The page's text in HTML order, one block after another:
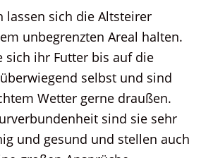
lassen sich die Altsteirer
unbegrenzten Areal halten.
sich ihr Futter bis auf die
selbst und sind
Wetter gerne draußen.
sind sie sehr
und gesund und stellen auch